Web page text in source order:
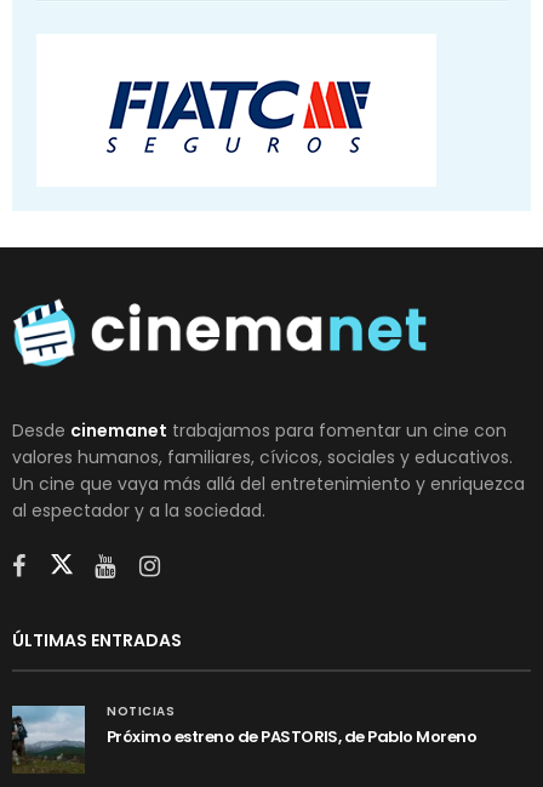
Desde cinemanet trabajamos para fomentar un cine con
valores humanos, familiares, cívicos, sociales y educativos.
Un cine que vaya más allá del entretenimiento y enriquezca
al espectador y a la sociedad.
ÚLTIMAS ENTRADAS
NOTICIAS
Próximo estreno de PASTORIS, de Pablo Moreno